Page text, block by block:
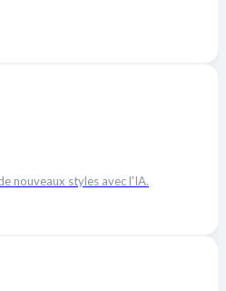
nouveaux styles avec l'IA.